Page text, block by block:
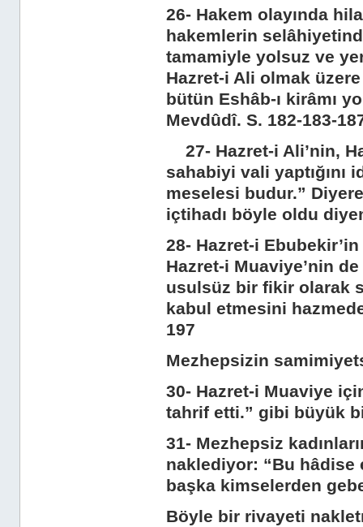
26- Hakem olayında
hakemlerin
tamamiyle yolsuz ve
Hazret-i Ali olmak
bütün Eshâb-ı kirâmı
Mevdûdî. S. 182-183-
27- Hazret-i Ali’nin,
sahabiyi vali yaptığını
meselesi budur.”
içtihadı böyle oldu
28- Hazret-i
Hazret-i Muaviye’nin
usulsüz bir fikir olarak
kabul etmesini
197
Mezhepsizin
30- Hazret-i Muaviye
tahrif etti.” gibi büyük
31- Mezhepsiz
naklediyor: “Bu hâdise
başka kimselerden
Böyle bir rivayeti